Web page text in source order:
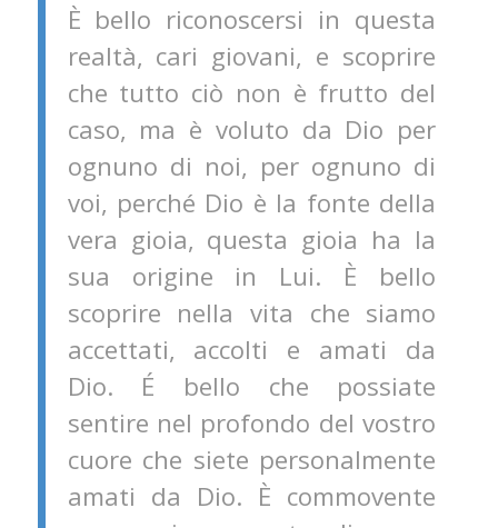
È bello riconoscersi in questa
realtà, cari giovani, e scoprire
che tutto ciò non è frutto del
caso, ma è voluto da Dio per
ognuno di noi, per ognuno di
voi, perché Dio è la fonte della
vera gioia, questa gioia ha la
sua origine in Lui. È bello
scoprire nella vita che siamo
accettati, accolti e amati da
Dio. É bello che possiate
sentire nel profondo del vostro
cuore che siete personalmente
amati da Dio. È commovente